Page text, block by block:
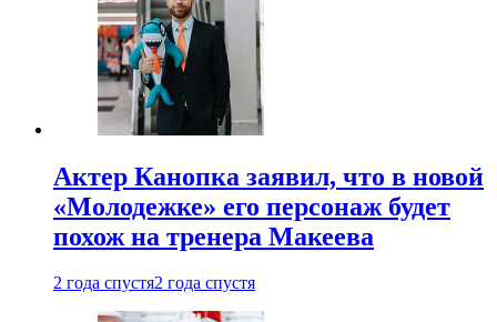
Актер Канопка заявил, что в новой
«Молодежке» его персонаж будет
похож на тренера Макеева
2 года спустя2 года спустя